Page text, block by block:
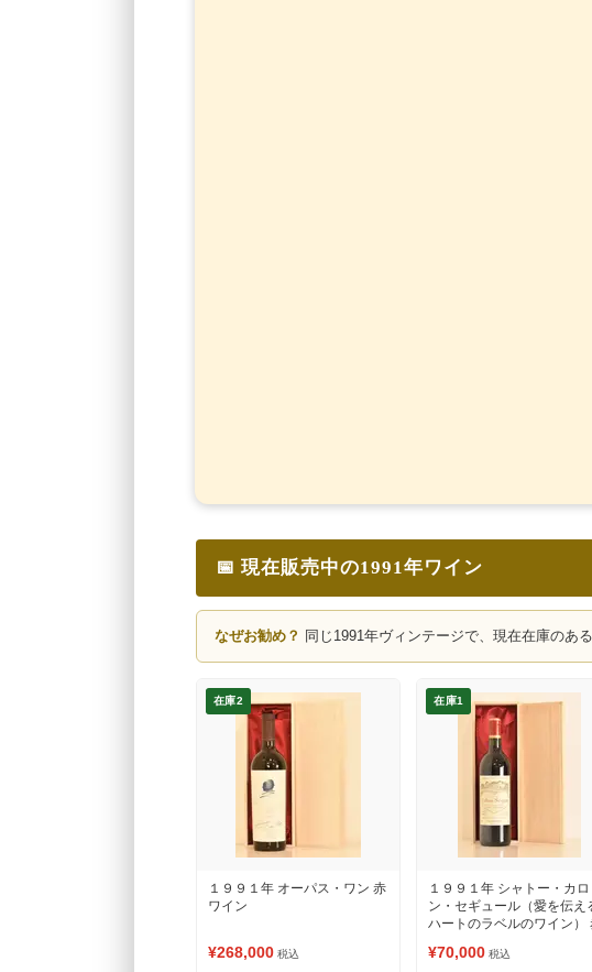
📅 現在販売中の1991年ワイン
なぜお勧め？ 同じ1991年ヴィンテージで、現在在庫のあ
在庫2
１９９１年 オーパス・ワン 赤
ワイン
¥268,000 税込
在庫1
１９９１年 シャトー・カロ
ン・セギュール（愛を伝え
ハートのラベルのワイン）
¥70,000 税込